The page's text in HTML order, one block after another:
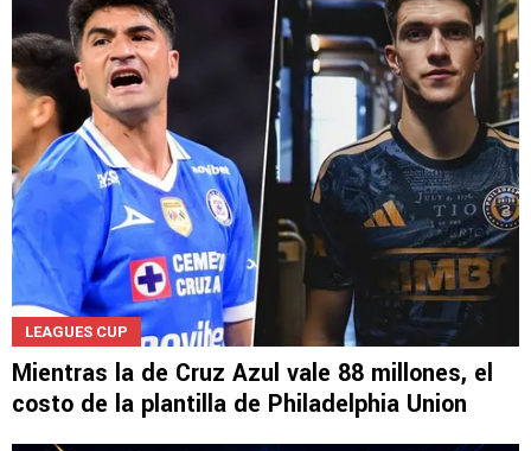
LEAGUES CUP
Mientras la de Cruz Azul vale 88 millones, el
costo de la plantilla de Philadelphia Union